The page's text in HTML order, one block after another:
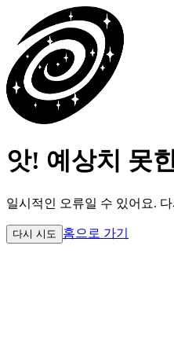
앗! 예상치 못
일시적인 오류일 수 있어요.
다시 시도 홈으로 가기